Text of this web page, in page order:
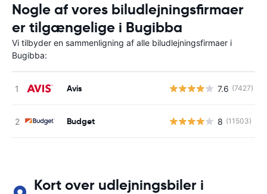
Nogle af vores biludlejningsfirmaer
er tilgængelige i Bugibba
Vi tilbyder en sammenligning af alle biludlejningsfirmaer i
Bugibba:
Avis 7.6 (7427)
Budget 8 (11503)
Kort over udlejningsbiler i